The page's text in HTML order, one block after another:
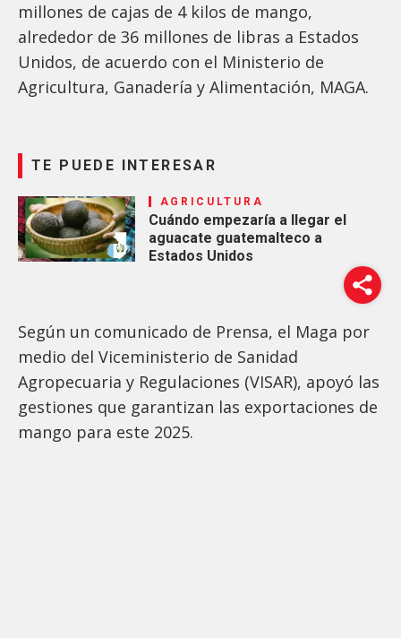
millones de cajas de 4 kilos de mango,
alrededor de 36 millones de libras a Estados
Unidos, de acuerdo con el Ministerio de
Agricultura, Ganadería y Alimentación, MAGA.
TE PUEDE INTERESAR
AGRICULTURA
Cuándo empezaría a llegar el
aguacate guatemalteco a
Estados Unidos
Según un comunicado de Prensa, el Maga por
medio del Viceministerio de Sanidad
Agropecuaria y Regulaciones (VISAR), apoyó las
gestiones que garantizan las exportaciones de
mango para este 2025.